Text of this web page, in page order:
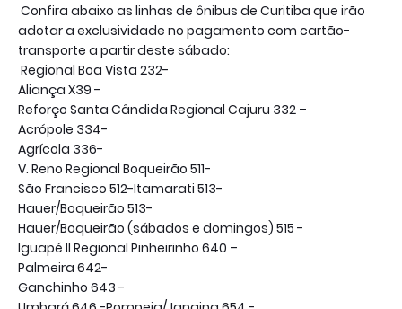
Confira abaixo as linhas de ônibus de Curitiba que irão
adotar a exclusividade no pagamento com cartão-
transporte a partir deste sábado:
Regional Boa Vista 232-
Aliança X39 -
Reforço Santa Cândida Regional Cajuru 332 –
Acrópole 334-
Agrícola 336-
V. Reno Regional Boqueirão 511-
São Francisco 512-Itamarati 513-
Hauer/Boqueirão 513-
Hauer/Boqueirão (sábados e domingos) 515 -
Iguapé II Regional Pinheirinho 640 –
Palmeira 642-
Ganchinho 643 -